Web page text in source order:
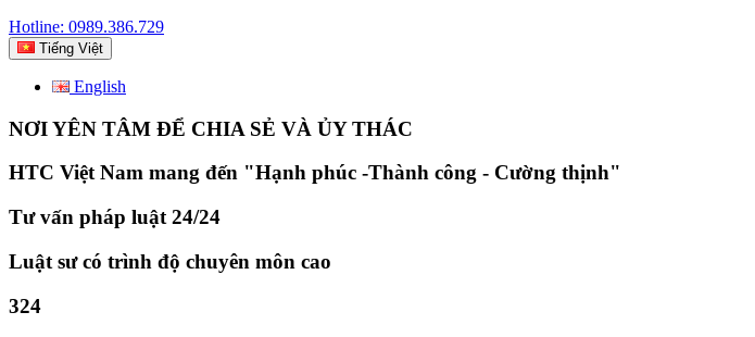
Hotline: 0989.386.729
Tiếng Việt
English
NƠI YÊN TÂM ĐỂ CHIA SẺ VÀ ỦY THÁC
HTC Việt Nam mang đến "Hạnh phúc -Thành công - Cường thịnh"
Tư vấn pháp luật 24/24
Luật sư có trình độ chuyên môn cao
324